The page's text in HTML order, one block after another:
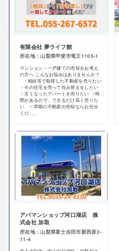
有限会社 夢ライフ館
所在地：山梨県甲斐市竜王1105-1
マンション・一戸建ての売却をお考え
の方へ こんなお悩みはありませんか？
・相続等で取得した不動産を売りたい
・今の住宅を売って住み替えをしたい
・古くなったアパートを売りたい ・時
間があるので、できるだけ高く売りた
い ☟ 早期の不動産の売却ならお任せ
くだ ...
アパマンショップ河口湖店 株
式会社 加取
所在地：山梨県富士吉田市新西原2-
11-4